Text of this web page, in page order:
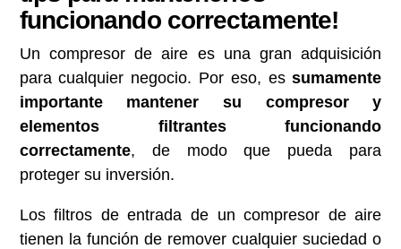
funcionando correctamente!
Un compresor de aire es una gran adquisición
para cualquier negocio. Por eso, essumamente
importante mantener su compresor y
elementos filtrantes funcionando
correctamente, de modo que pueda para
proteger su inversión.
Los filtros de entrada de un compresor de aire
tienen la función de remover cualquier suciedad o